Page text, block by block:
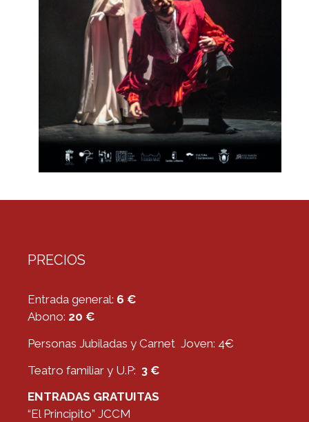
PRECIOS
Entrada general: 6 €
Abono: 20 €
Personas Jubiladas y Carnet Joven: 4€
Teatro familiar y U.P: 3 €
ENTRADAS GRATUITAS
“El Principito” JCCM